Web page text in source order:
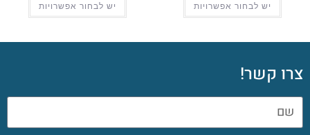
יש לבחור אפשרויות יש לבחור אפשרויות
צרו קשר!